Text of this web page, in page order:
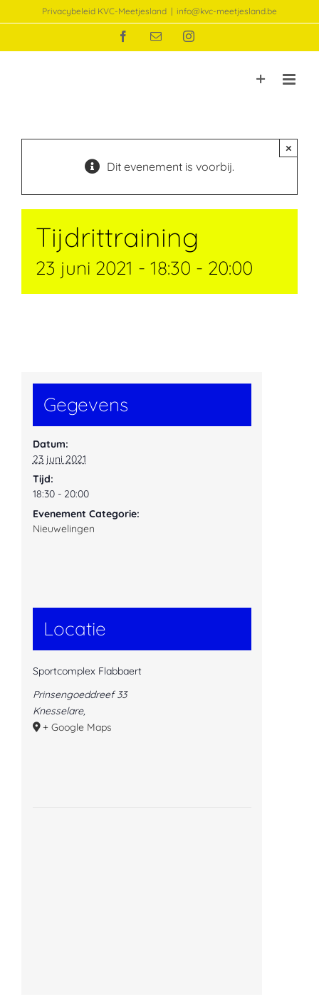
naar
Privacybeleid KVC-Meetjesland | info@kvc-meetjesland.be
Facebook
E-
Instagram
Dit evenement is voorbij.
×
Tijdrittraining
23 juni 2021 - 18:30 - 20:00
Gegevens
Datum:
23 juni 2021
Tijd:
18:30 - 20:00
Evenement Categorie:
Nieuwelingen
Locatie
Sportcomplex Flabbaert
Prinsengoeddreef 33
Knesselare,
+ Google Maps